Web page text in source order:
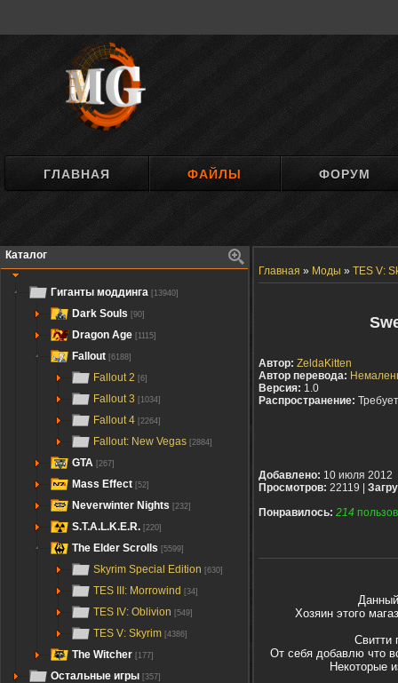
ГЛАВНАЯ ФАЙЛЫ ФОРУМ
Каталог
Гиганты моддинга [13940]
Dark Souls [90]
Dragon Age [1115]
Fallout [6188]
Fallout 2 [6]
Fallout 3 [1034]
Fallout 4 [2264]
Fallout: New Vegas [2884]
GTA [267]
Mass Effect [52]
Neverwinter Nights [232]
S.T.A.L.K.E.R. [220]
The Elder Scrolls [5599]
Skyrim Special Edition [630]
TES III: Morrowind [34]
TES IV: Oblivion [549]
TES V: Skyrim [4386]
The Witcher [177]
Остальные игры [357]
Главная » Моды » TES V:
Автор: ZeldaKitten
Автор перевода:
Версия: 1.0
Распространение:
Добавлено: 10 июля 2012
Просмотров: 22119 |
Понравилось: 214
Хозяин этого
Свитти
От себя добавлю что
Некоторые